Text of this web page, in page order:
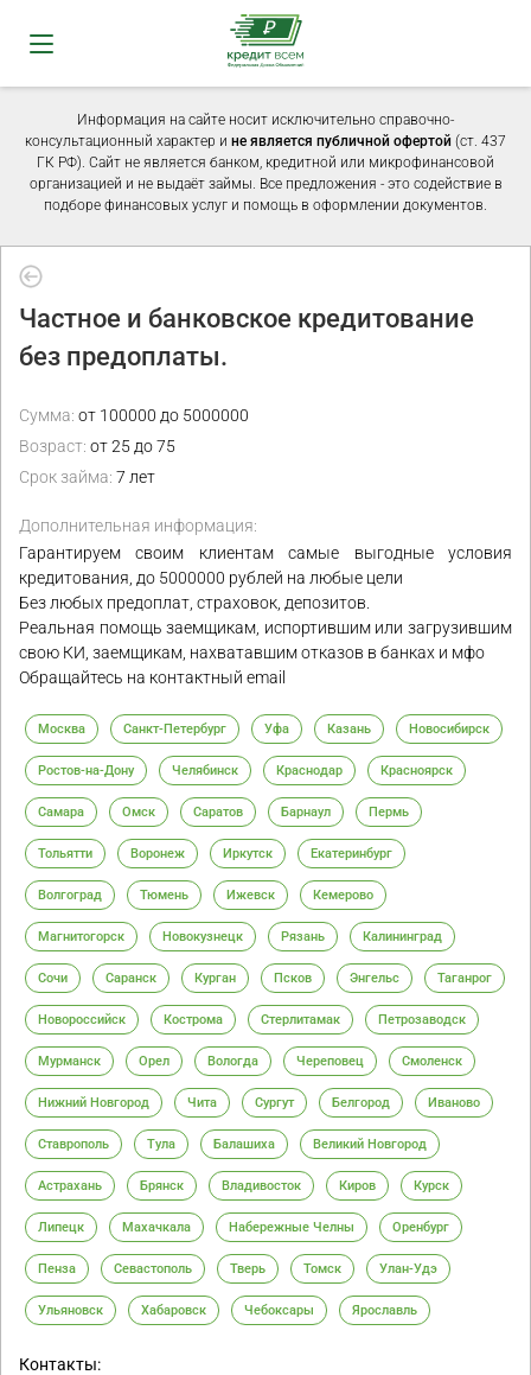
Информация на сайте носит исключительно справочно-
консультационный характер и не является публичной офертой (ст. 437
ГК РФ). Сайт не является банком, кредитной или микрофинансовой
организацией и не выдаёт займы. Все предложения - это содействие в
подборе финансовых услуг и помощь в оформлении документов.
Частное и банковское кредитование
без предоплаты.
Сумма: от 100000 до 5000000
Возраст: от 25 до 75
Срок займа: 7 лет
Дополнительная информация:
Гарантируем своим клиентам самые выгодные условия
кредитования, до 5000000 рублей на любые цели
Без любых предоплат, страховок, депозитов.
Реальная помощь заемщикам, испортившим или загрузившим
свою КИ, заемщикам, нахватавшим отказов в банках и мфо
Обращайтесь на контактный email
Москва Санкт-Петербург Уфа Казань Новосибирск
Ростов-на-Дону Челябинск Краснодар Красноярск
Самара Омск Саратов Барнаул Пермь
Тольятти Воронеж Иркутск Екатеринбург
Волгоград Тюмень Ижевск Кемерово
Магнитогорск Новокузнецк Рязань Калининград
Сочи Саранск Курган Псков Энгельс Таганрог
Новороссийск Кострома Стерлитамак Петрозаводск
Мурманск Орел Вологда Череповец Смоленск
Нижний Новгород Чита Сургут Белгород Иваново
Ставрополь Тула Балашиха Великий Новгород
Астрахань Брянск Владивосток Киров Курск
Липецк Махачкала Набережные Челны Оренбург
Пенза Севастополь Тверь Томск Улан-Удэ
Ульяновск Хабаровск Чебоксары Ярославль
Контакты: